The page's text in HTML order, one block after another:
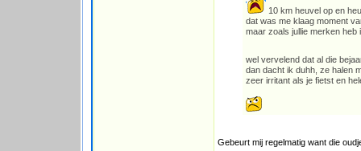
10 km heuvel op en
dat was me klaag moment
maar zoals jullie merken
wel vervelend dat al die
dan dacht ik duhh, ze halen
zeer irritant als je fietst en
Gebeurt mij regelmatig want die